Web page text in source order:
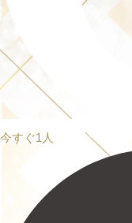
今すぐ1人